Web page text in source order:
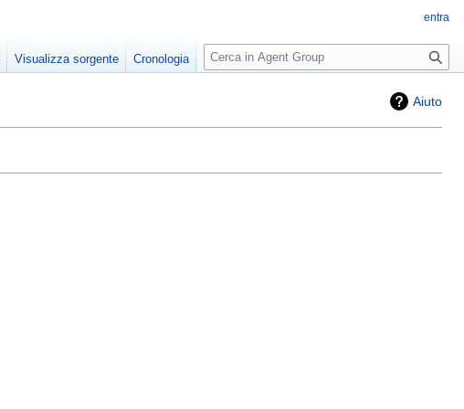
Aiuto
entra
Visualizza sorgente Cronologia
Ricerca